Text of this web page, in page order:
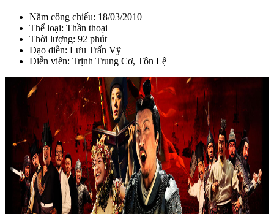
Năm công chiếu: 18/03/2010
Thể loại: Thần thoại
Thời lượng: 92 phút
Đạo diễn: Lưu Trấn Vỹ
Diễn viên: Trịnh Trung Cơ, Tôn Lệ